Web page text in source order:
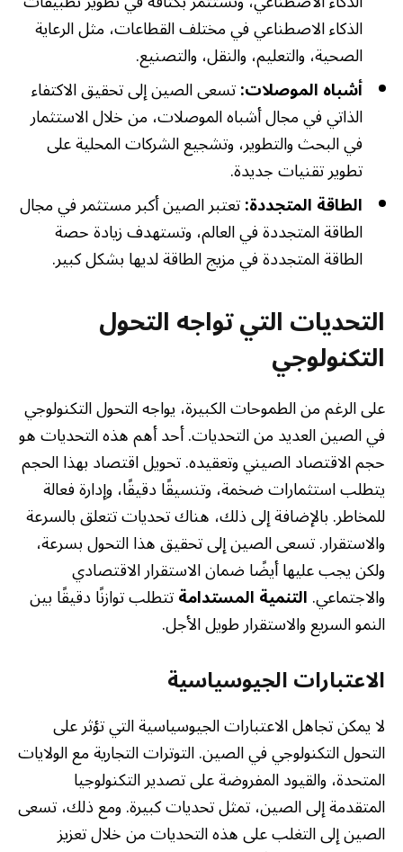
الذكاء الاصطناعي في مختلف القطاعات، مثل الرعاية
الصحية، والتعليم، والنقل، والتصنيع.
أشباه الموصلات:تسعى الصين إلى تحقيق الاكتفاء
الذاتي في مجال أشباه الموصلات، من خلال الاستثمار
في البحث والتطوير، وتشجيع الشركات المحلية على
تطوير تقنيات جديدة.
الطاقة المتجددة:تعتبر الصين أكبر مستثمر في مجال
الطاقة المتجددة في العالم، وتستهدف زيادة حصة
الطاقة المتجددة في مزيج الطاقة لديها بشكل كبير.
التحديات التي تواجه التحول
التكنولوجي
على الرغم من الطموحات الكبيرة، يواجه التحول التكنولوجي
في الصين العديد من التحديات. أحد أهم هذه التحديات هو
حجم الاقتصاد الصيني وتعقيده. تحويل اقتصاد بهذا الحجم
يتطلب استثمارات ضخمة، وتنسيقًا دقيقًا، وإدارة فعالة
للمخاطر. بالإضافة إلى ذلك، هناك تحديات تتعلق بالسرعة
والاستقرار. تسعى الصين إلى تحقيق هذا التحول بسرعة،
ولكن يجب عليها أيضًا ضمان الاستقرار الاقتصادي
والاجتماعي.التنمية المستدامةتتطلب توازنًا دقيقًا بين
النمو السريع والاستقرار طويل الأجل.
الاعتبارات الجيوسياسية
لا يمكن تجاهل الاعتبارات الجيوسياسية التي تؤثر على
التحول التكنولوجي في الصين. التوترات التجارية مع الولايات
المتحدة، والقيود المفروضة على تصدير التكنولوجيا
المتقدمة إلى الصين، تمثل تحديات كبيرة. ومع ذلك، تسعى
الصين إلى التغلب على هذه التحديات من خلال تعزيز